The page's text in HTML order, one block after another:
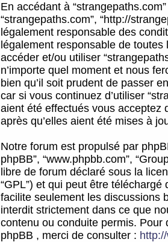
En accédant à
“strangepaths.com”, “http://
légalement responsable des
légalement responsable de
accéder et/ou utiliser
n’importe quel moment et nous
bien qu’il soit prudent de passer
car si vous continuez d’utiliser
aient été effectués vous acceptez
après qu’elles aient été mises à
Notre forum est propulsé par
phpBB”, “www.phpbb.com”,
libre de forum déclaré sous la
“GPL”) et qui peut être téléchargé
facilite seulement les discussions
interdit strictement dans ce que
contenu ou conduite permis.
phpBB , merci de consulter :